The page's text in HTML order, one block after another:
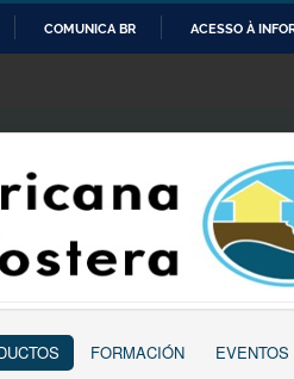
CONTEÚDO
COMUNICA BR ACESSO À
FORMACIÓN EVENTOS